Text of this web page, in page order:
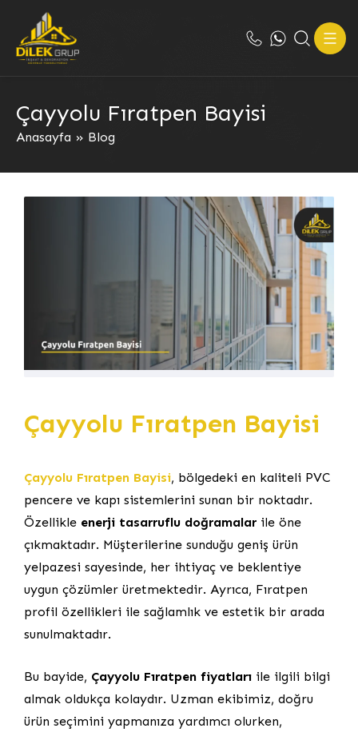
Çayyolu Fıratpen Bayisi
Anasayfa » Blog
Çayyolu Fıratpen Bayisi
Çayyolu Fıratpen Bayisi, bölgedeki en kaliteli PVC
pencere ve kapı sistemlerini sunan bir noktadır.
Özellikle enerji tasarruflu doğramalar ile öne
çıkmaktadır. Müşterilerine sunduğu geniş ürün
yelpazesi sayesinde, her ihtiyaç ve beklentiye
uygun çözümler üretmektedir. Ayrıca, Fıratpen
profil özellikleri ile sağlamlık ve estetik bir arada
sunulmaktadır.
Bu bayide, Çayyolu Fıratpen fiyatları ile ilgili bilgi
almak oldukça kolaydır. Uzman ekibimiz, doğru
ürün seçimini yapmanıza yardımcı olurken,